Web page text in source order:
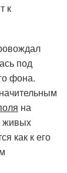
к
под
фона.
на
живых
как к его